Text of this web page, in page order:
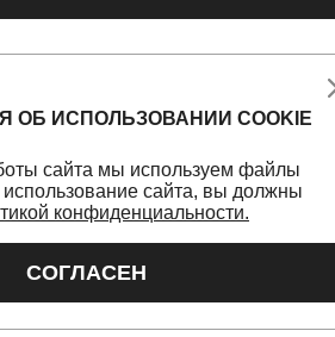
ОБ ИСПОЛЬЗОВАНИИ COOKIE
сайта мы используем файлы
сайта, вы должны
конфиденциальности.
СОГЛАСЕН